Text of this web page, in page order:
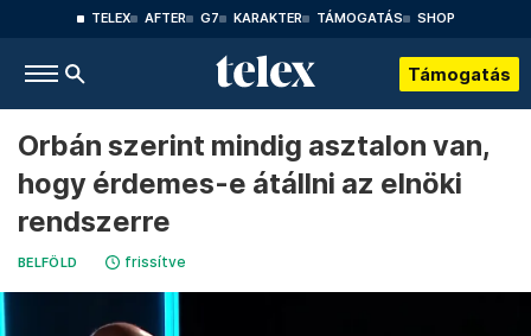
TELEX AFTER G7 KARAKTER TÁMOGATÁS SHOP
Támogatás
Orbán szerint mindig asztalon van,
hogy érdemes-e átállni az elnöki
rendszerre
BELFÖLD frissítve